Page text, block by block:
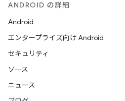
ANDROID の詳細
Android
エンタープライズ向け Android
セキュリティ
ソース
ニュース